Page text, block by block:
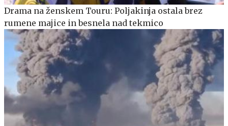
Drama na ženskem Touru: Poljakinja ostala brez
rumene majice in besnela nad tekmico